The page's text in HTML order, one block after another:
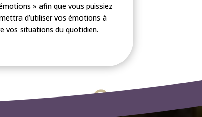
» afin que vous puissiez
d’utiliser vos émotions à
vos situations du quotidien.